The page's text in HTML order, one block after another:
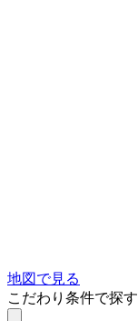
地図で見る
こだわり条件で探す